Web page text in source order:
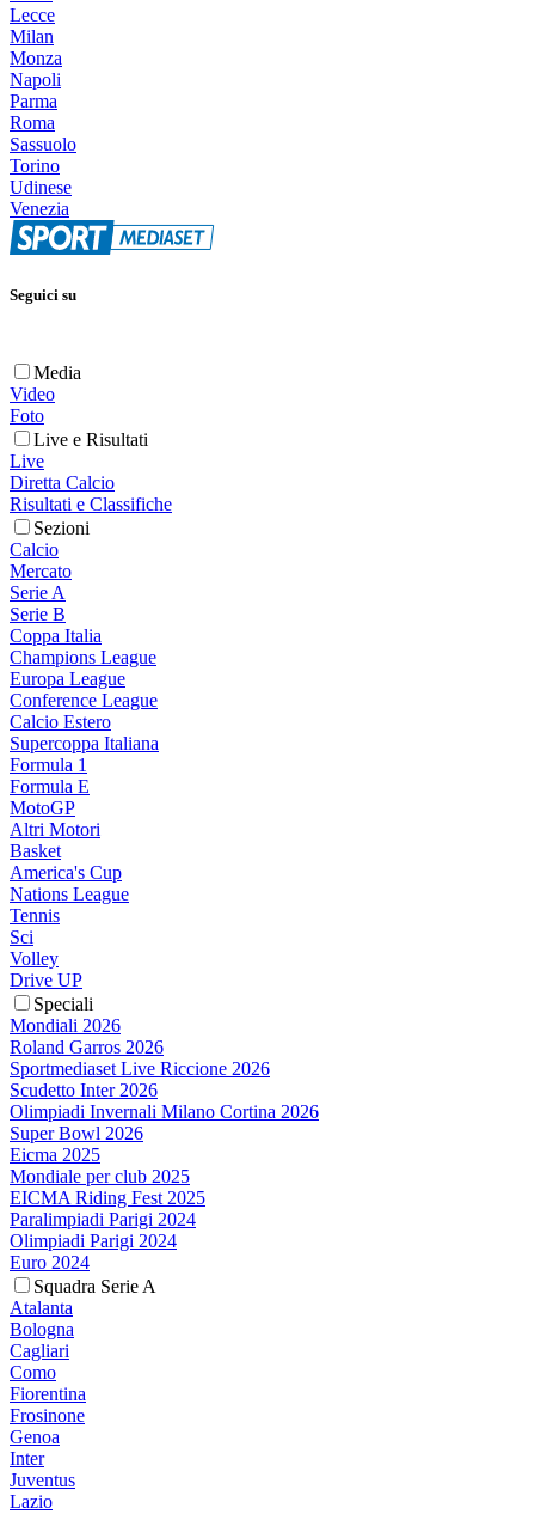
Lecce
Milan
Monza
Napoli
Parma
Roma
Sassuolo
Torino
Udinese
Venezia
Seguici su
Media
Video
Foto
Live e Risultati
Live
Diretta Calcio
Risultati e Classifiche
Sezioni
Calcio
Mercato
Serie A
Serie B
Coppa Italia
Champions League
Europa League
Conference League
Calcio Estero
Supercoppa Italiana
Formula 1
Formula E
MotoGP
Altri Motori
Basket
America's Cup
Nations League
Tennis
Sci
Volley
Drive UP
Speciali
Mondiali 2026
Roland Garros 2026
Sportmediaset Live Riccione 2026
Scudetto Inter 2026
Olimpiadi Invernali Milano Cortina 2026
Super Bowl 2026
Eicma 2025
Mondiale per club 2025
EICMA Riding Fest 2025
Paralimpiadi Parigi 2024
Olimpiadi Parigi 2024
Euro 2024
Squadra Serie A
Atalanta
Bologna
Cagliari
Como
Fiorentina
Frosinone
Genoa
Inter
Juventus
Lazio